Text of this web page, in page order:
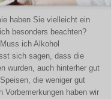
haben Sie vielleicht ein
besonders beachten?
ich Alkohol
sich sagen, dass die
wurden, auch hinterher gut
die weniger gut
Vorbemerkungen haben wir